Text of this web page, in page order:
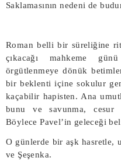
Saklamasının nedeni de
Roman belli bir süreliğine
çıkacağı mahkeme
örgütlenmeye dönük
bir beklenti içine sokulur
kaçabilir hapisten. Ana
bunu ve savunma, cesur
Böylece Pavel’in geleceği
O günlerde bir aşk hasretle,
ve Şeşenka.